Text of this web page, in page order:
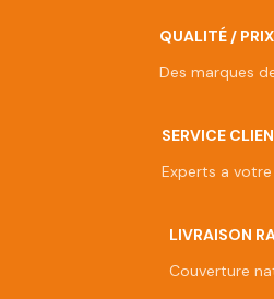
QUALITÉ / PRIX
Des marques
SERVICE
Experts a
LIVRAISON
Couverture